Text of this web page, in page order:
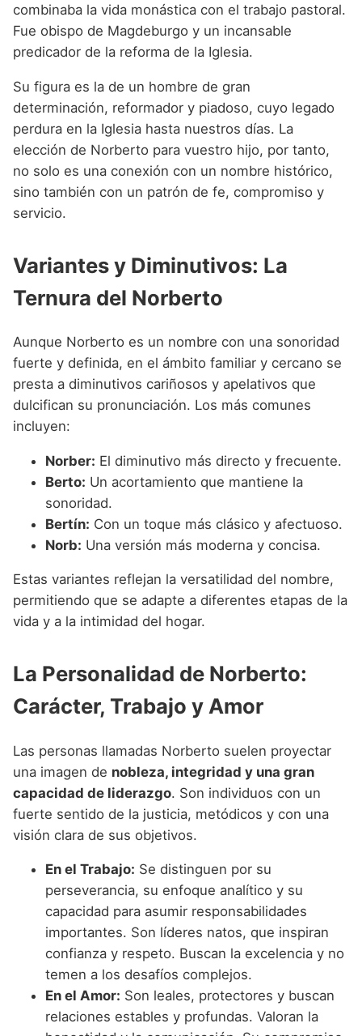
combinaba la vida monástica con el trabajo pastoral.
Fue obispo de Magdeburgo y un incansable
predicador de la reforma de la Iglesia.
Su figura es la de un hombre de gran
determinación, reformador y piadoso, cuyo legado
perdura en la Iglesia hasta nuestros días. La
elección de Norberto para vuestro hijo, por tanto,
no solo es una conexión con un nombre histórico,
sino también con un patrón de fe, compromiso y
servicio.
Variantes y Diminutivos: La
Ternura del Norberto
Aunque Norberto es un nombre con una sonoridad
fuerte y definida, en el ámbito familiar y cercano se
presta a diminutivos cariñosos y apelativos que
dulcifican su pronunciación. Los más comunes
incluyen:
Norber: El diminutivo más directo y frecuente.
Berto: Un acortamiento que mantiene la
sonoridad.
Bertín: Con un toque más clásico y afectuoso.
Norb: Una versión más moderna y concisa.
Estas variantes reflejan la versatilidad del nombre,
permitiendo que se adapte a diferentes etapas de la
vida y a la intimidad del hogar.
La Personalidad de Norberto:
Carácter, Trabajo y Amor
Las personas llamadas Norberto suelen proyectar
una imagen de nobleza, integridad y una gran
capacidad de liderazgo. Son individuos con un
fuerte sentido de la justicia, metódicos y con una
visión clara de sus objetivos.
En el Trabajo: Se distinguen por su
perseverancia, su enfoque analítico y su
capacidad para asumir responsabilidades
importantes. Son líderes natos, que inspiran
confianza y respeto. Buscan la excelencia y no
temen a los desafíos complejos.
En el Amor: Son leales, protectores y buscan
relaciones estables y profundas. Valoran la